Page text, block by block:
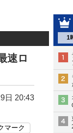
1
速ロ
日 20:43
マーク